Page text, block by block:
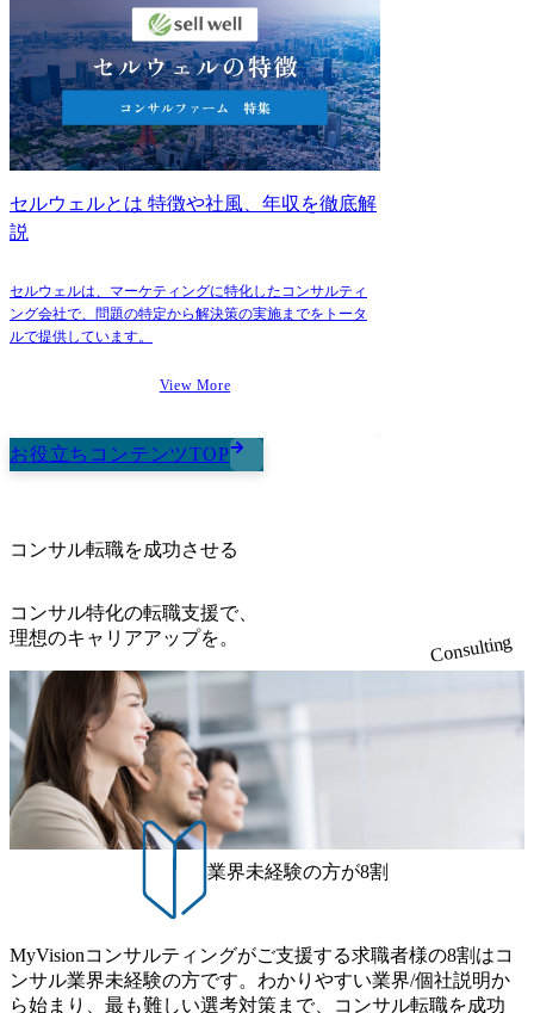
ューションが必要なのかを徹
底して考え、企画案としてク
ライアントへ提案します。 企
画案が採用されれば、社内外
のエキスパートの協力を得な
がら、クライアントとともに
案件を遂行します。 【仕事内
容】 ・新規顧客、既存顧客へ
の訪問、ヒアリング ・クライ
企画案の設計と提案 ・案件リ
セルウェルとは 特徴や社風、年収を徹底解
説
セルウェルは、マーケティングに特化したコンサルティ
ング会社で、問題の特定から解決策の実施までをトータ
ルで提供しています。
View More
お役立ちコンテンツTOP
コンサル転職を成功させる
コンサル特化の転職支援で、
理想のキャリアアップを。
Consulting
業界未経験の方が8割
MyVisionコンサルティングがご支援する求職者様の8割はコ
ンサル業界未経験の方です。わかりやすい業界/個社説明か
ら始まり、最も難しい選考対策まで、コンサル転職を成功